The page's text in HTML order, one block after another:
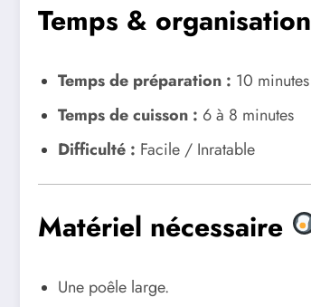
Temps & organisation
Temps de préparation : 10 minutes
Temps de cuisson : 6 à 8 minutes
Difficulté : Facile / Inratable
Matériel nécessaire
Une poêle large.